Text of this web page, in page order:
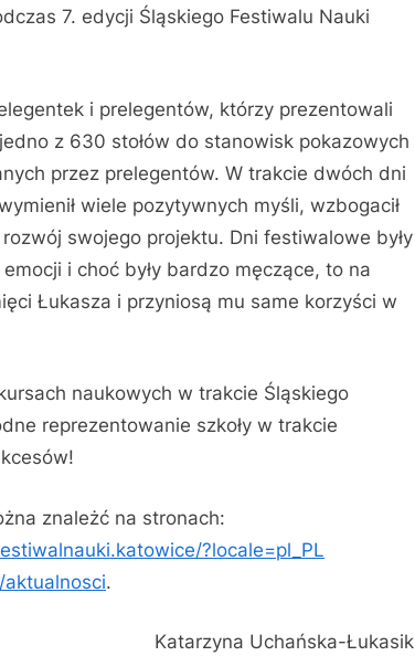
7. edycji Śląskiego Festiwalu Nauki
i prelegentów, którzy prezentowali
z 630 stołów do stanowisk pokazowych
przez prelegentów. W trakcie dwóch dni
wiele pozytywnych myśli, wzbogacił
swojego projektu. Dni festiwalowe były
i choć były bardzo męczące, to na
Łukasza i przyniosą mu same korzyści w
naukowych w trakcie Śląskiego
reprezentowanie szkoły w trakcie
znależć na stronach:
?locale=pl_PL
.
Katarzyna Uchańska-Łukasik